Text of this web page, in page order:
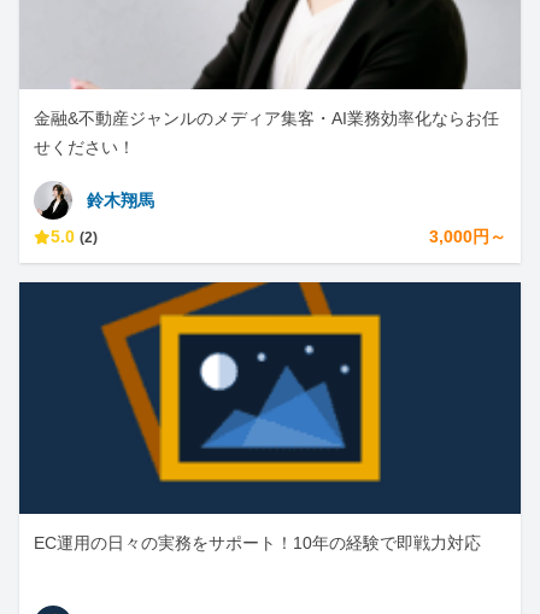
金融&不動産ジャンルのメディア集客・AI業務効率化ならお任
せください！
鈴木翔馬
5.0 (2) 3,000円～
EC運用の日々の実務をサポート！10年の経験で即戦力対応